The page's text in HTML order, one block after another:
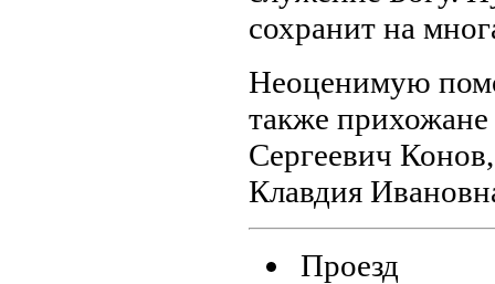
сохранит на
Неоценимую
также
Сергеевич
Клавдия
Проезд